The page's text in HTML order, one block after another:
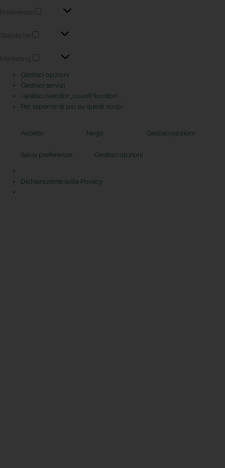
Preferenze
Statistiche
Marketing
Gestisci opzioni
Gestisci servizi
Gestisci {vendor_count} fornitori
Per saperne di più su questi scopi
Accetto Nego Gestisci opzioni
Salva preferenze Gestisci opzioni
Dichiarazione sulla Privacy